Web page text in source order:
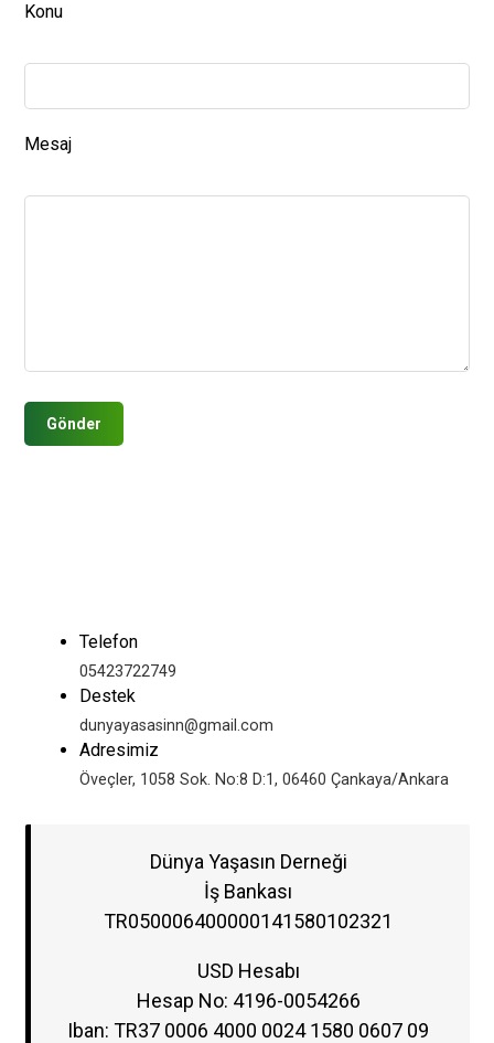
Konu
Mesaj
Telefon
05423722749
Destek
dunyayasasinn@gmail.com
Adresimiz
Öveçler, 1058 Sok. No:8 D:1, 06460 Çankaya/Ankara
Dünya Yaşasın Derneği
İş Bankası
TR050006400000141580102321
USD Hesabı
Hesap No: 4196-0054266
Iban: TR37 0006 4000 0024 1580 0607 09